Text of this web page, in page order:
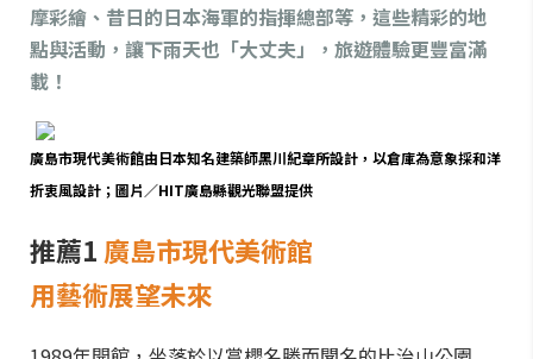
摩彩繪、昔日的日本海軍的指揮總部等，這些精彩的地
點與活動，讓下雨天也「大丈夫」，旅遊體驗更豐富滿
載！
廣島市現代美術館由日本知名建築師黑川紀章所設計，以倉庫為意象採和洋
折衷風設計；圖片／HIT廣島縣觀光聯盟提供
推薦1 廣島市現代美術館
用藝術展望未來